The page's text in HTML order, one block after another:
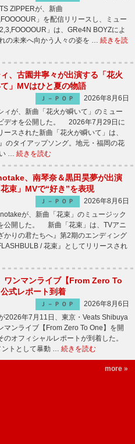
ZIPPERが、新曲
」を配信リリースし、ミュー
」は、GRe4N BOYZによ
の未来へ向かう人々の姿を … 続きを読
、古園井寧々が出演する「花火
」MVはひと夏の物語
Ｊ－ＰＯＰ
2026年8月6日
が、新曲「花火が瞬いて」のミュー
デオを公開した。 2026年7月29日に
ースされた新曲「花火が瞬いて」は、
のタイアップソング。地元・福岡の花
… 続きを読む
、南琴奈＆黒田昊夢が出演
束」MVで“好き”を表現
Ｊ－ＰＯＰ
2026年8月6日
が、新曲「花束」のミュージック
公開した。 新曲「花束」は、TVアニ
かりの君たちへ』第2期のエンディング
/ 花束』としてリリースされ
ワンマンライブ【From Zero To
式レポート到着
Ｊ－ＰＯＰ
2026年8月6日
2026年7月11日、東京・Veats Shibuya
マンライブ【From Zero To One】を開
のオフィシャルレポートが到着した。
トとして暴動 … 続きを読む
more »